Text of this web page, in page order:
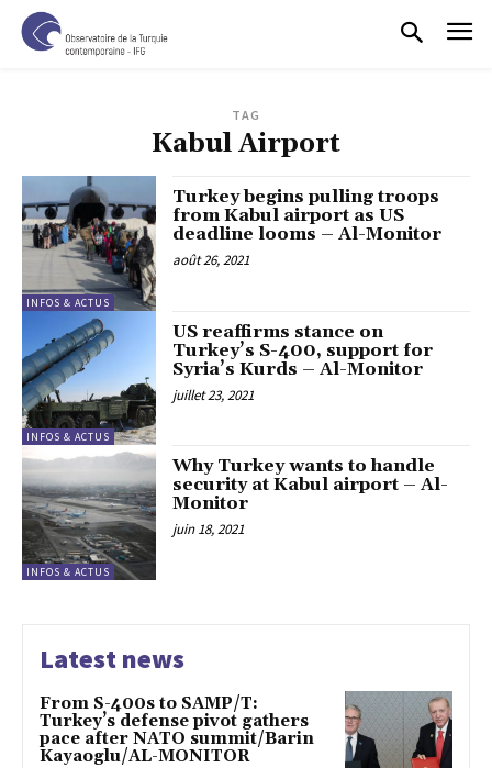
TAG
Kabul Airport
INFOS & ACTUS
Turkey begins pulling troops
from Kabul airport as US
deadline looms – Al-Monitor
août 26, 2021
INFOS & ACTUS
US reaffirms stance on
Turkey’s S-400, support for
Syria’s Kurds – Al-Monitor
juillet 23, 2021
INFOS & ACTUS
Why Turkey wants to handle
security at Kabul airport – Al-
Monitor
juin 18, 2021
Latest news
From S-400s to SAMP/T:
Turkey’s defense pivot gathers
pace after NATO summit/Barin
Kayaoglu/AL-MONITOR